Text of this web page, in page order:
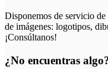
Disponemos de servicio
de imágenes: logotipos,
¡Consúltanos!
¿No encuentras